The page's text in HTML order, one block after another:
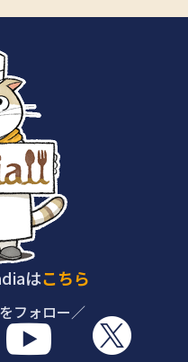
はこちら
フォロー／
 